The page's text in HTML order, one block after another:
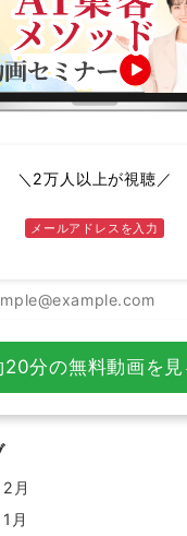
＼2万人以上が視聴／
メールアドレスを入力
20分の無料動画を見
月
月